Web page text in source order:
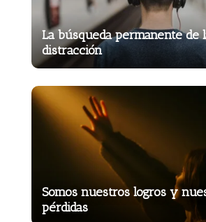
La búsqueda permanente de
distracción
Somos nuestros logros y
pérdidas